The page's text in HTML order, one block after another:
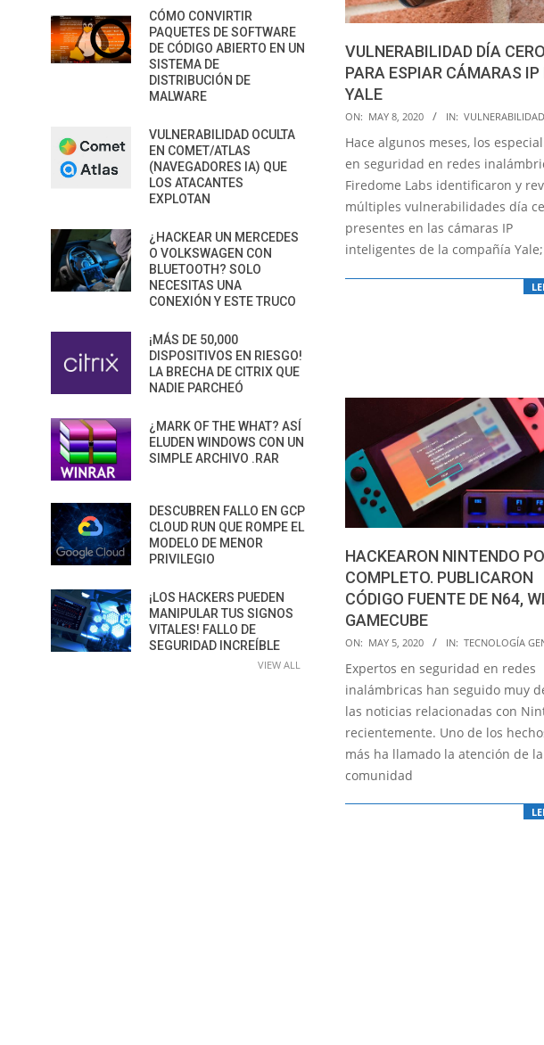
VULNERABILIDAD DÍA CERO
PARA ESPIAR CÁMARAS IP
YALE
2020-
05-
08
ON: MAY 8, 2020 IN:
Hace algunos meses, los
en seguridad en redes
Firedome Labs identificaron y
múltiples vulnerabilidades día
presentes en las cámaras IP
inteligentes de la compañía Yale;
HACKEARON NINTENDO
COMPLETO. PUBLICARON
CÓDIGO FUENTE DE N64,
GAMECUBE
2020-
05-
05
ON: MAY 5, 2020 IN: TECNOLOGÍA
Expertos en seguridad en redes
inalámbricas han seguido muy
las noticias relacionadas con
recientemente. Uno de los
más ha llamado la atención de la
comunidad
CÓMO CONVIRTIR
PAQUETES DE SOFTWARE
DE CÓDIGO ABIERTO EN UN
SISTEMA DE
DISTRIBUCIÓN DE
MALWARE
VULNERABILIDAD OCULTA
EN COMET/ATLAS
(NAVEGADORES IA) QUE
LOS ATACANTES
EXPLOTAN
¿HACKEAR UN MERCEDES
O VOLKSWAGEN CON
BLUETOOTH? SOLO
NECESITAS UNA
CONEXIÓN Y ESTE TRUCO
¡MÁS DE 50,000
DISPOSITIVOS EN RIESGO!
LA BRECHA DE CITRIX QUE
NADIE PARCHEÓ
¿MARK OF THE WHAT? ASÍ
ELUDEN WINDOWS CON UN
SIMPLE ARCHIVO .RAR
DESCUBREN FALLO EN GCP
CLOUD RUN QUE ROMPE EL
MODELO DE MENOR
PRIVILEGIO
¡LOS HACKERS PUEDEN
MANIPULAR TUS SIGNOS
VITALES! FALLO DE
SEGURIDAD INCREÍBLE
VIEW ALL